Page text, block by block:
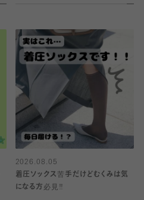
2026.08.05
着圧ソックス苦手だけどむくみは気
になる方必見‼️